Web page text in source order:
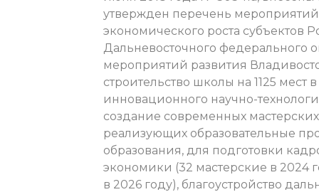
утвержден перечень
экономического роста субъектов
Дальневосточного федерального
мероприятий развития
строительство школы на 1125 мест
инновационного научно-
создание современных
реализующих образовательные
образования, для подготовки
экономики (32 мастерские в 2024
в 2026 году), благоустройство